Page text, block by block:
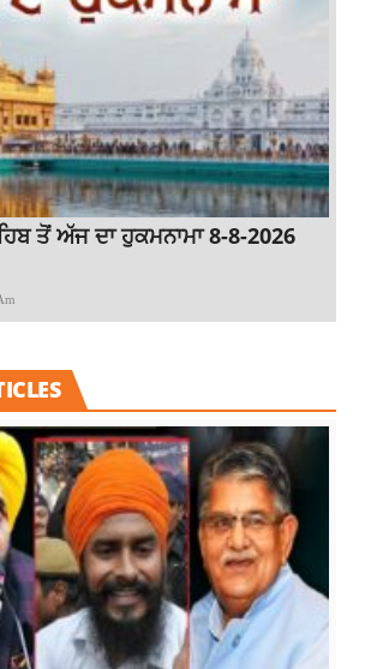
ਤੋਂ ਅੱਜ ਦਾ ਹੁਕਮਨਾਮਾ 8-8-2026